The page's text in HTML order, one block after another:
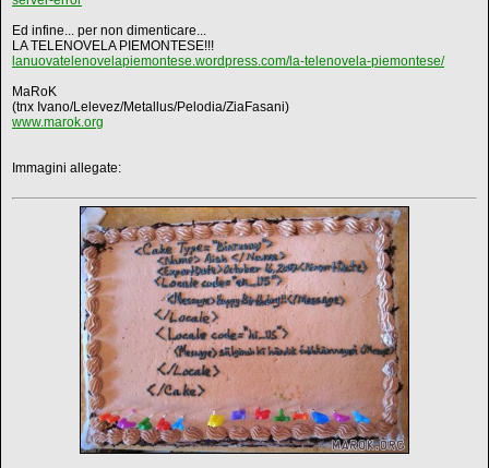
Ed infine... per non dimenticare...
LA TELENOVELA PIEMONTESE!!!
lanuovatelenovelapiemontese.wordpress.com/la-telenovela-piemontese/
MaRoK
(tnx Ivano/Lelevez/Metallus/Pelodia/ZiaFasani)
www.marok.org
Immagini allegate: